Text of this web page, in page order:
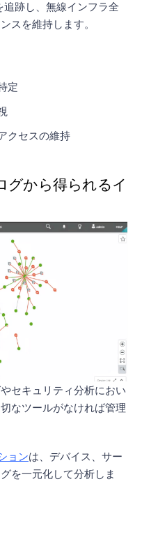
跡し、無線インフラ全
スを維持します。
定
クセスの維持
グから得られるイ
セキュリティ分析におい
なツールがなければ管理
ョンは、デバイス、サー
を一元化して分析しま